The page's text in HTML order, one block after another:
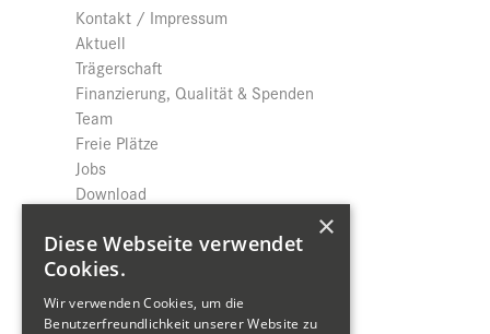
Kontakt / Impressum
Aktuell
Trägerschaft
Finanzierung, Qualität & Spenden
Team
Freie Plätze
Jobs
Download
Shop
Produktkatalog
×
Diese Webseite verwendet
Cookies.
Wir verwenden Cookies, um die
Benutzerfreundlichkeit unserer Website zu